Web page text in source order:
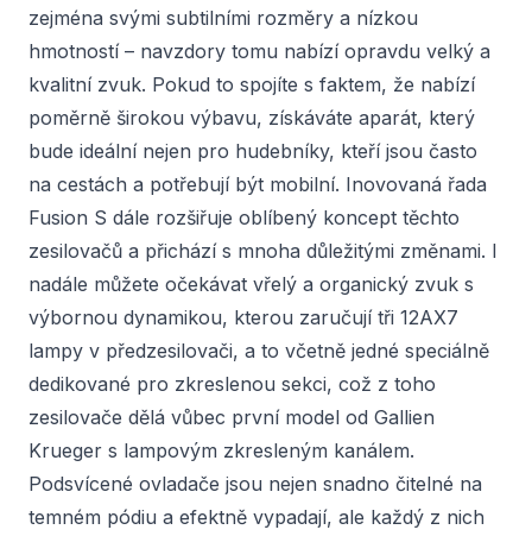
zejména svými subtilními rozměry a nízkou
hmotností – navzdory tomu nabízí opravdu velký a
kvalitní zvuk. Pokud to spojíte s faktem, že nabízí
poměrně širokou výbavu, získáváte aparát, který
bude ideální nejen pro hudebníky, kteří jsou často
na cestách a potřebují být mobilní. Inovovaná řada
Fusion S dále rozšiřuje oblíbený koncept těchto
zesilovačů a přichází s mnoha důležitými změnami. I
nadále můžete očekávat vřelý a organický zvuk s
výbornou dynamikou, kterou zaručují tři 12AX7
lampy v předzesilovači, a to včetně jedné speciálně
dedikované pro zkreslenou sekci, což z toho
zesilovače dělá vůbec první model od Gallien
Krueger s lampovým zkresleným kanálem.
Podsvícené ovladače jsou nejen snadno čitelné na
temném pódiu a efektně vypadají, ale každý z nich